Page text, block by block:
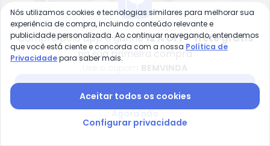
Blusa em Viscose (Cinza)
GRIS
R$ 47,21R$ 134,90
Blusa em Canelado
(Cinza)
R$ 34,95R$ 69,90
Compre pelo app e ganhe12% OFF + frete grátis
na sua primeira compra
Nós utilizamos cookies e tecnologias similares para melhorar sua
experiência de compra, incluindo conteúdo relevante e
publicidade personalizada. Ao continuar navegando, entendemos
que você está ciente e concorda com a nossa Política de
Privacidadepara saber mais.
Aceitar todos os cookies
Configurar privacidade